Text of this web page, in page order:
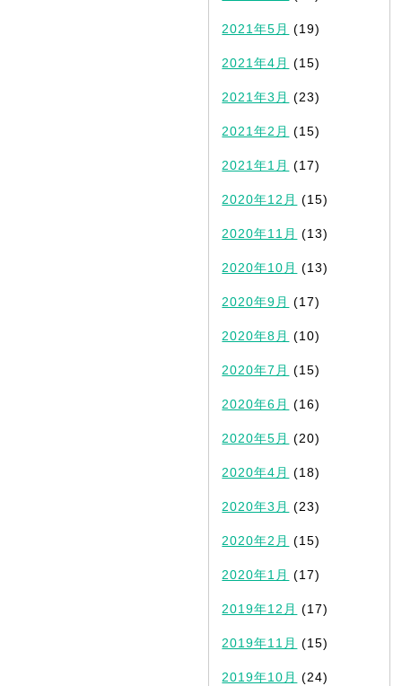
2021年5月 (19)
2021年4月 (15)
2021年3月 (23)
2021年2月 (15)
2021年1月 (17)
2020年12月 (15)
2020年11月 (13)
2020年10月 (13)
2020年9月 (17)
2020年8月 (10)
2020年7月 (15)
2020年6月 (16)
2020年5月 (20)
2020年4月 (18)
2020年3月 (23)
2020年2月 (15)
2020年1月 (17)
2019年12月 (17)
2019年11月 (15)
2019年10月 (24)